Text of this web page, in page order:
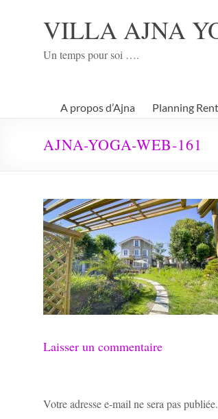
VILLA AJNA
Un temps pour soi ….
A propos d’Ajna Planning
AJNA-YOGA-WEB-161
Laisser un commentaire
Votre adresse e-mail ne sera pas publiée.